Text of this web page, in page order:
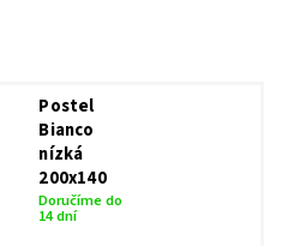
Postel
Bianco
nízká
200x140
Doručíme do
14 dní